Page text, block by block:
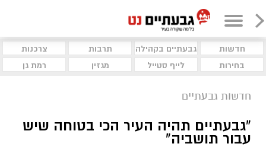
חדשות גבעתיים בקהילה תרבות
צרכנות
בחירות
לייף סטייל מגזין רמת גן
חדשות גבעתיים
"גבעתיים תהיה העיר הכי בטוחה שיש
עבור תושביה"